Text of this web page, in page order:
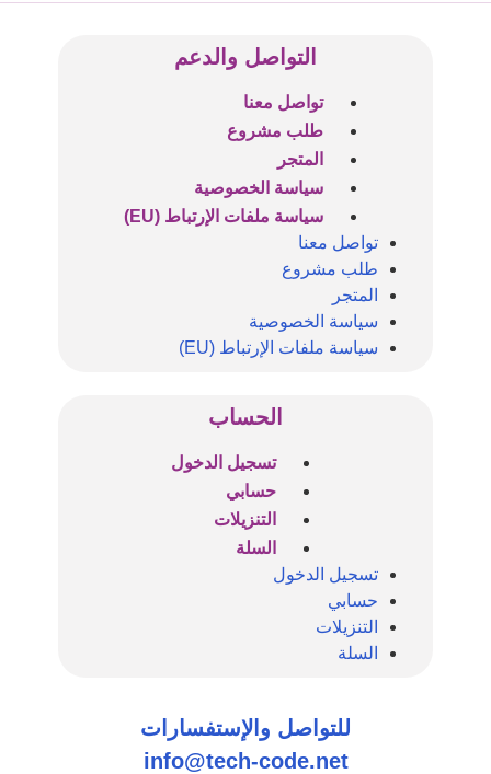
التواصل والدعم
تواصل معنا
طلب مشروع
المتجر
سياسة الخصوصية
سياسة ملفات الإرتباط (EU)
تواصل معنا
طلب مشروع
المتجر
سياسة الخصوصية
سياسة ملفات الإرتباط (EU)
الحساب
تسجيل الدخول
حسابي
التنزيلات
السلة
تسجيل الدخول
حسابي
التنزيلات
السلة
للتواصل والإستفسارات
info@tech-code.net